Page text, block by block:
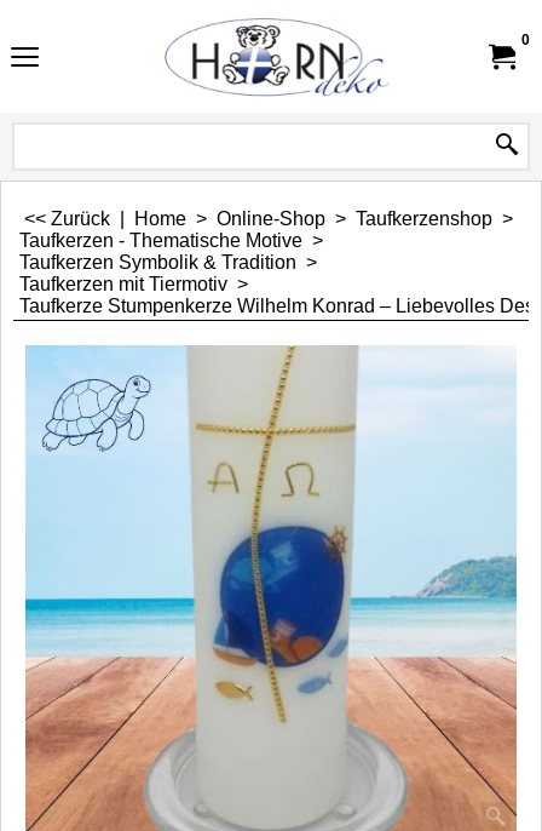
0
<< Zurück Home > Online-Shop > Taufkerzenshop >
Taufkerzen - Thematische Motive >
Taufkerzen Symbolik & Tradition >
Taufkerzen mit Tiermotiv >
Taufkerze Stumpenkerze Wilhelm Konrad – Liebevolles